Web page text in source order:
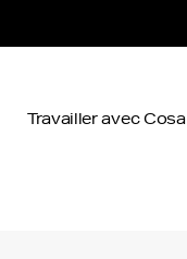
Travailler avec Cosa